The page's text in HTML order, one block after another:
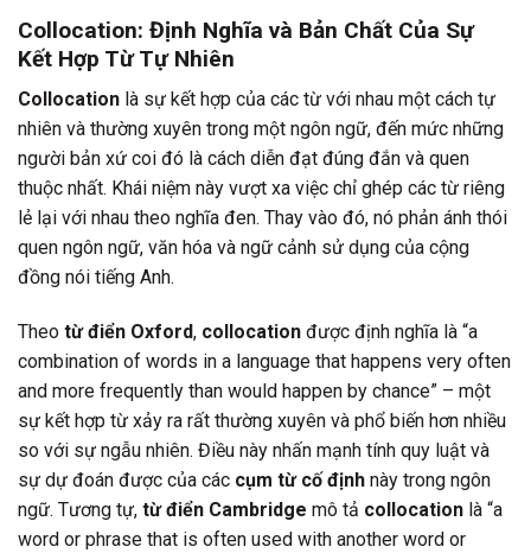
Collocation: Định Nghĩa và Bản Chất Của Sự
Kết Hợp Từ Tự Nhiên
Collocation là sự kết hợp của các từ với nhau một cách tự
nhiên và thường xuyên trong một ngôn ngữ, đến mức những
người bản xứ coi đó là cách diễn đạt đúng đắn và quen
thuộc nhất. Khái niệm này vượt xa việc chỉ ghép các từ riêng
lẻ lại với nhau theo nghĩa đen. Thay vào đó, nó phản ánh thói
quen ngôn ngữ, văn hóa và ngữ cảnh sử dụng của cộng
đồng nói tiếng Anh.
Theo từ điển Oxford, collocation được định nghĩa là “a
combination of words in a language that happens very often
and more frequently than would happen by chance” – một
sự kết hợp từ xảy ra rất thường xuyên và phổ biến hơn nhiều
so với sự ngẫu nhiên. Điều này nhấn mạnh tính quy luật và
sự dự đoán được của các cụm từ cố định này trong ngôn
ngữ. Tương tự, từ điển Cambridge mô tả collocation là “a
word or phrase that is often used with another word or